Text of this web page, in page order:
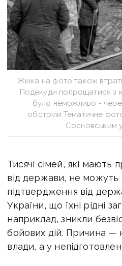
Жінка на фото також
Подекуди попрощатися з
було неможливо - через
обстріли.Тематичне
Сосновським
Тисячі сімей, які мають
від держави, не можуть
підтвердження від
України, що їхні рідні
наприклад, зникли
бойових дій. Причина —
влади, а у